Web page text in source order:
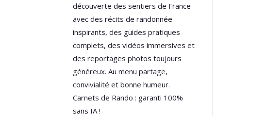
découverte des sentiers de France
avec des récits de randonnée
inspirants, des guides pratiques
complets, des vidéos immersives et
des reportages photos toujours
généreux. Au menu partage,
convivialité et bonne humeur.
Carnets de Rando : garanti 100%
sans IA !